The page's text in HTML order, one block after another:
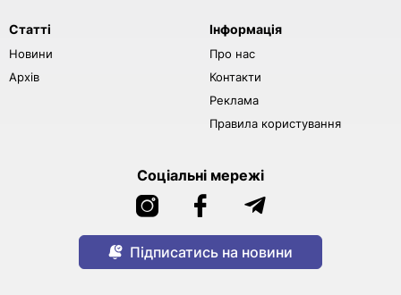
Статті
Новини
Архів
Інформація
Про нас
Контакти
Реклама
Правила користування
Соціальні мережі
Підписатись на новини